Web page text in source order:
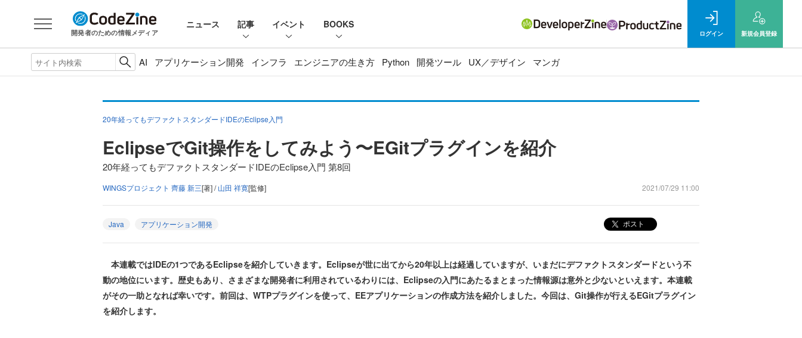
開発者のための情報メディア
ニュース 記事 イベント BOOKS
ログイン 新規会員登録
AI アプリケーション開発 インフラ エンジニアの生き方 Python 開発ツール UX／デザイン マンガ
20年経ってもデファクトスタンダードIDEのEclipse入門
EclipseでGit操作をしてみよう〜EGitプラグインを紹介
20年経ってもデファクトスタンダードIDEのEclipse入門 第8回
WINGSプロジェクト 齊藤 新三[著] /山田 祥寛[監修] 2021/07/29 11:00
Java アプリケーション開発 ポスト
本連載ではIDEの1つであるEclipseを紹介していきます。Eclipseが世に出てから20年以上は経過していますが、いまだにデファクトスタンダードという不
動の地位にいます。歴史もあり、さまざまな開発者に利用されているわりには、Eclipseの入門にあたるまとまった情報源は意外と少ないといえます。本連載
がその一助となれば幸いです。前回は、WTPプラグインを使って、EEアプリケーションの作成方法を紹介しました。今回は、Git操作が行えるEGitプラグイン
を紹介します。